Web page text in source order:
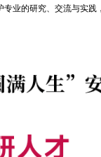
业的研究、交流与实践